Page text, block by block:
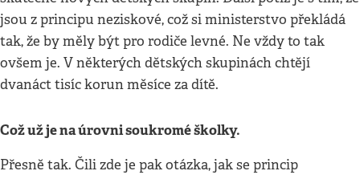
jsou z principu neziskové, což si ministerstvo překládá
tak, že by měly být pro rodiče levné. Ne vždy to tak
ovšem je. V některých dětských skupinách chtějí
dvanáct tisíc korun měsíce za dítě.
Což už je na úrovni soukromé školky.
Přesně tak. Čili zde je pak otázka, jak se princip